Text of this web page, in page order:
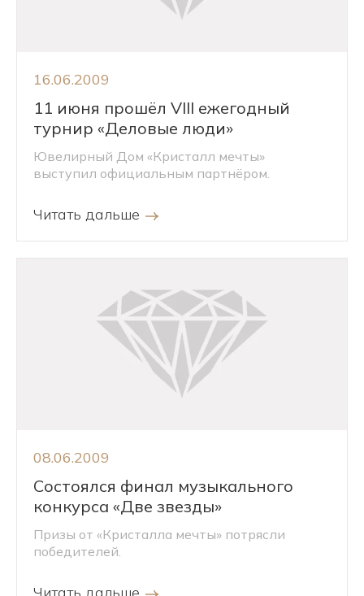
16.06.2009
11 июня прошёл VIII ежегодный
турнир «Деловые люди»
Ювелирный Дом «Кристалл мечты»
выступил официальным партнёром.
Читать дальше
08.06.2009
Состоялся финал музыкального
конкурса «Две звезды»
Призы от «Кристалла мечты» потрясли
победителей.
Читать дальше